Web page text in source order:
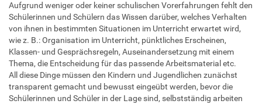
Aufgrund weniger oder keiner schulischen Vorerfahrungen fehlt den
Schülerinnen und Schülern das Wissen darüber, welches Verhalten
von ihnen in bestimmten Situationen im Unterricht erwartet wird,
wie z. B.: Organisation im Unterricht, pünktliches Erscheinen,
Klassen- und Gesprächsregeln, Auseinandersetzung mit einem
Thema, die Entscheidung für das passende Arbeitsmaterial etc.
All diese Dinge müssen den Kindern und Jugendlichen zunächst
transparent gemacht und bewusst eingeübt werden, bevor die
Schülerinnen und Schüler in der Lage sind, selbstständig arbeiten